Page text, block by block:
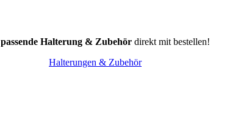
passende Halterung & Zubehördirekt mit bestellen!
Halterungen & Zubehör